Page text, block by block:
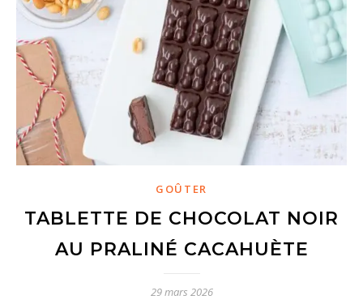
GOÛTER
TABLETTE DE CHOCOLAT NOIR
AU PRALINÉ CACAHUÈTE
29 mars 2026